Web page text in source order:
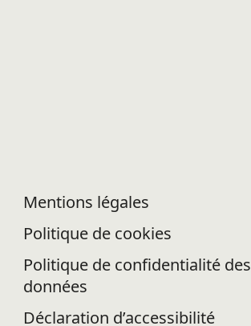
Mentions légales
Politique de cookies
Politique de confidentialité des
données
Déclaration d’accessibilité